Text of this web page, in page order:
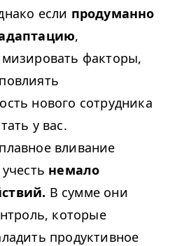
если продуманно
,
факторы,
нового сотрудника
у вас.
вливание
немало
В сумме они
которые
продуктивное